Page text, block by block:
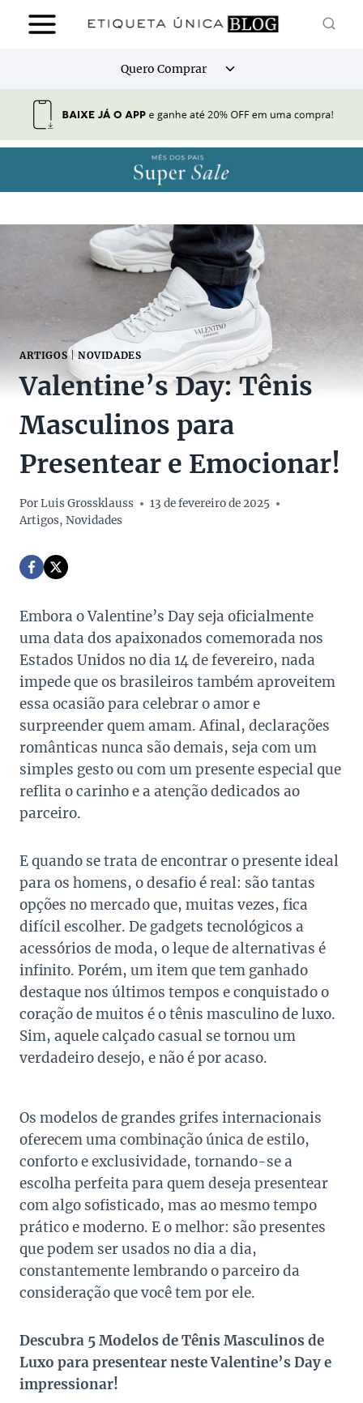
para
Quero Comprar
Alternar
ARTIGOS| NOVIDADES
Valentine’s Day: Tênis
Masculinos para
Presentear e Emocionar!
PorLuis Grossklauss
13 de fevereiro de 2025
Artigos, Novidades
Embora o Valentine’s Day seja oficialmente
uma data dos apaixonados comemorada nos
Estados Unidos no dia 14 de fevereiro, nada
impede que os brasileiros também aproveitem
essa ocasião para celebrar o amor e
surpreender quem amam. Afinal, declarações
românticas nunca são demais, seja com um
simples gesto ou com um presente especial que
reflita o carinho e a atenção dedicados ao
parceiro.
E quando se trata de encontrar o presente ideal
para os homens, o desafio é real: são tantas
opções no mercado que, muitas vezes, fica
difícil escolher. De gadgets tecnológicos a
acessórios de moda, o leque de alternativas é
infinito. Porém, um item que tem ganhado
destaque nos últimos tempos e conquistado o
coração de muitos é o tênis masculino de luxo.
Sim, aquele calçado casual se tornou um
verdadeiro desejo, e não é por acaso.
Os modelos de grandes grifes internacionais
oferecem uma combinação única de estilo,
conforto e exclusividade, tornando-se a
escolha perfeita para quem deseja presentear
com algo sofisticado, mas ao mesmo tempo
prático e moderno. E o melhor: são presentes
que podem ser usados no dia a dia,
constantemente lembrando o parceiro da
consideração que você tem por ele.
Descubra 5 Modelos de Tênis Masculinos de
Luxo para presentear neste Valentine’s Day e
impressionar!